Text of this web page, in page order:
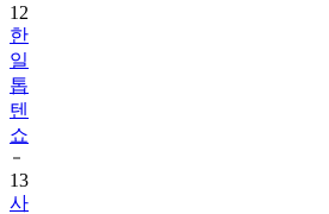
12
한
일
톱
텐
쇼
13
사